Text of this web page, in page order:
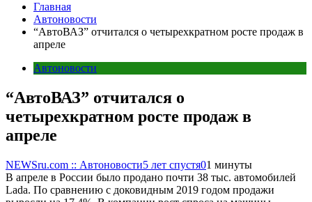
Главная
Автоновости
“АвтоВАЗ” отчитался о четырехкратном росте продаж в
апреле
Автоновости
“АвтоВАЗ” отчитался о
четырехкратном росте продаж в
апреле
NEWSru.com :: Автоновости5 лет спустя01 минуты
В апреле в России было продано почти 38 тыс. автомобилей
Lada. По сравнению с доковидным 2019 годом продажи